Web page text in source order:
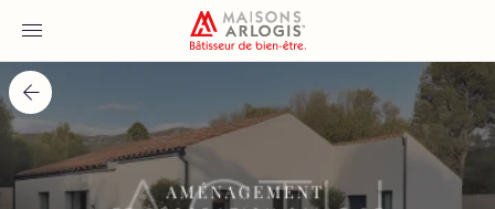
Accueil
Nos maisons